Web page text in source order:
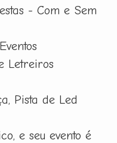
- Com e Sem
Letreiros
Pista de Led
e seu evento é